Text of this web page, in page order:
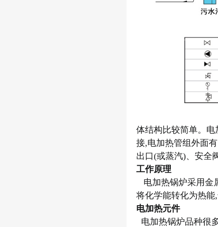
体结构比较简单。
接,电加热管组外面
出口(或蒸汽)、安全
工作原理
电加热锅炉采用金
将化学能转化为热
电加热元件
电加热锅炉品种很